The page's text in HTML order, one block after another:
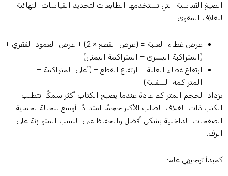
القياسية التي تستخدمها الطابعات لتحديد القياسات النهائية
المقوى.
عرض غطاء العلبة = (عرض القطع × 2) + عرض العمود الفقري +
(المتراكبة اليسرى + المتراكمة اليمنى)
ارتفاع غطاء العلبة = ارتفاع القطع + (أعلى المتراكمة +
المتراكمة السفلية)
الحجم المتراكم عادةً عندما يصبح الكتاب أكثر سمكًا. تتطلب
ذات الغلاف الصلب الأكبر حجمًا امتدادًا أوسع للحالة لحماية
الداخلية بشكل أفضل والحفاظ على النسب المتوازنة على
توجيهي عام: